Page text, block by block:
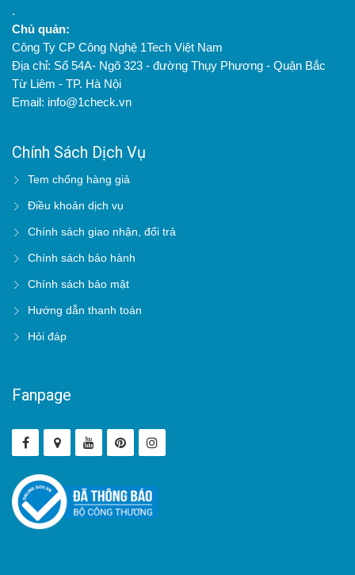
.
Chủ quản:
Công Ty CP Công Nghệ 1Tech Việt Nam
Địa chỉ: Số 54A- Ngõ 323 - đường Thụy Phương - Quận Bắc
Từ Liêm - TP. Hà Nội
Email: info@1check.vn
Chính Sách Dịch Vụ
Tem chống hàng giả
Điều khoản dịch vụ
Chính sách giao nhận, đổi trả
Chính sách bảo hành
Chính sách bảo mật
Hướng dẫn thanh toán
Hỏi đáp
Fanpage